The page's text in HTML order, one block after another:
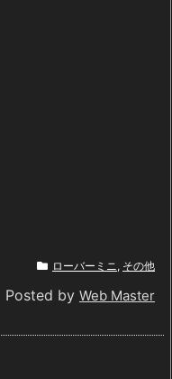
ローバーミニ, その他
Posted by Web Master